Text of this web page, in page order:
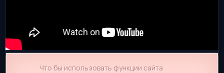
Что бы использовать функции сайта